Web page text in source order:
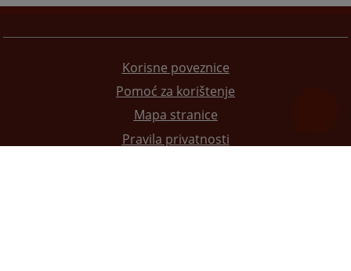
Korisne poveznice
Pomoć za korištenje
Mapa stranice
Pravila privatnosti